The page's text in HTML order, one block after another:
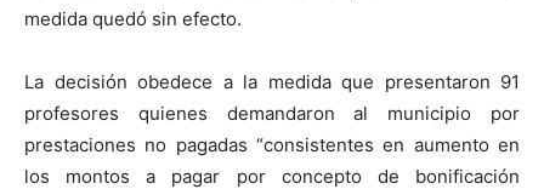
medida quedó sin efecto.
La decisión obedece a la medida que presentaron 91
profesores quienes demandaron al municipio por
prestaciones no pagadas “consistentes en aumento en
los montos a pagar por concepto de bonificación